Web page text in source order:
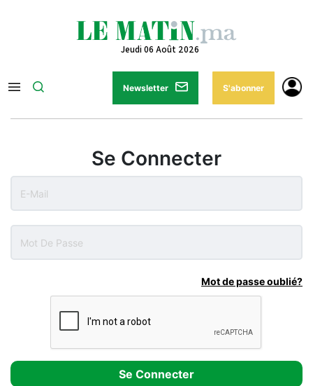
Jeudi 06 Août 2026
Newsletter S'abonner
Se Connecter
Mot de passe oublié?